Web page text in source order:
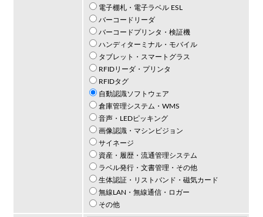
電子棚札・電子ラベル ESL
バーコードリーダ
バーコードプリンタ・検証機
ハンディターミナル・モバイル
タブレット・スマートグラス
RFIDリーダ・プリンタ
RFIDタグ
自動認識ソフトウェア
倉庫管理システム・WMS
音声・LEDピッキング
画像認識・マシンビジョン
サイネージ
資産・履歴・流通管理システム
ラベル発行・文書管理・その他
生体認証・リストバンド・磁気カード
無線LAN・無線通信・ロガー
その他